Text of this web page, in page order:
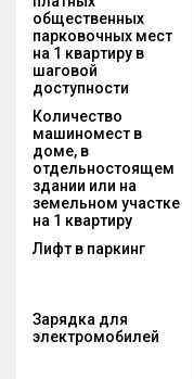
общественных
парковочных мест
на 1 квартиру в
шаговой
доступности
Количество
машиномест в
доме, в
отдельностоящем
здании или на
земельном участке
на 1 квартиру
Лифт в паркинг
Зарядка для
электромобилей